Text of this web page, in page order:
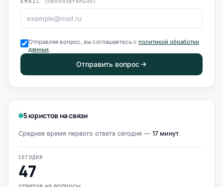
Отправляя вопрос, вы соглашаетесь с политикой обработки
данных.
Отправить вопрос
5 юристов на связи
Среднее время первого ответа сегодня — 17 минут.
СЕГОДНЯ
47